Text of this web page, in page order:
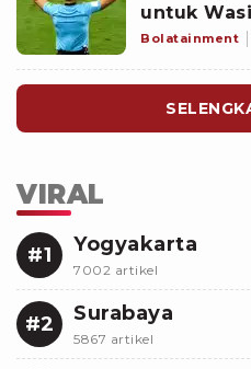
untuk
Suara
Bolatainment
VIRAL
#1 Yogyakarta
7002 artikel
#2 Surabaya
5867 artikel